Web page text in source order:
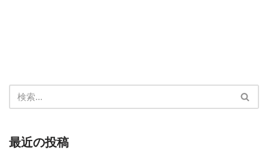
最近の投稿